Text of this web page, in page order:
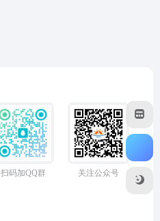
扫码加QQ群 关注公众号